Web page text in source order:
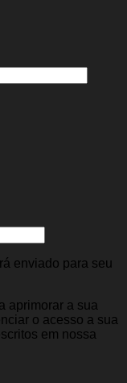
enviado para seu
aprimorar a sua
o acesso a sua
em nossa